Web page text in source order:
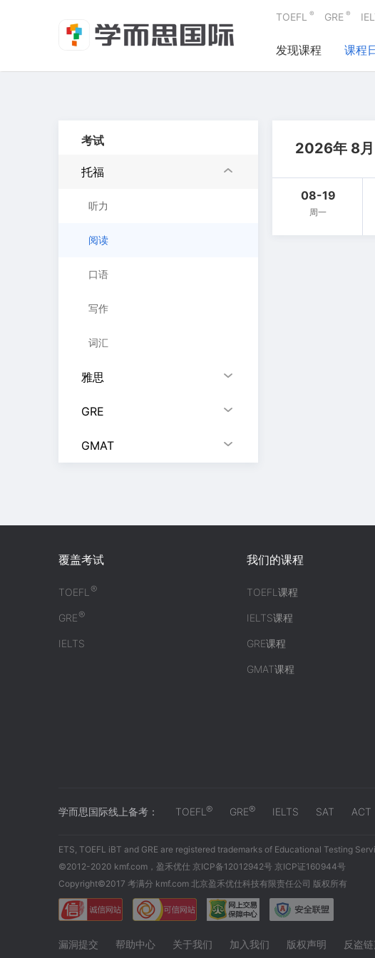
TOEFL ® GRE ®
发现课程 课程
考试
托福
听力
阅读
口语
写作
词汇
雅思
GRE
GMAT
2026年 8月
08-19
周一
覆盖考试
TOEFL®
GRE®
IELTS
我们的课程
TOEFL课程
IELTS课程
GRE课程
GMAT课程
学而思国际线上备考： TOEFL ® GRE® IELTS SAT ACT
ETS, TOEFL iBT and GRE are registered trademarks of Educational Testing
©2012-2020 kmf.com，盈禾优仕 京ICP备12012942号 京ICP证160944号
Copyright©2017 考满分 kmf.com 北京盈禾优仕科技有限责任公司 版权所有
漏洞提交 帮助中心 关于我们 加入我们 版权声明 反盗